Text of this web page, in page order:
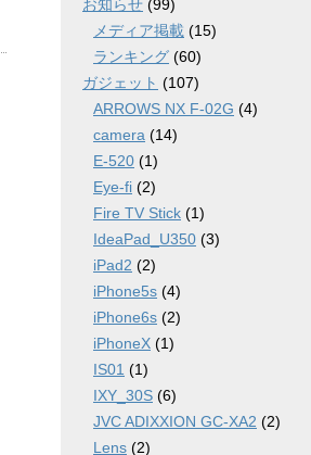
お知らせ (99)
メディア掲載 (15)
ランキング (60)
ガジェット (107)
ARROWS NX F-02G (4)
camera (14)
E-520 (1)
Eye-fi (2)
Fire TV Stick (1)
IdeaPad_U350 (3)
iPad2 (2)
iPhone5s (4)
iPhone6s (2)
iPhoneX (1)
IS01 (1)
IXY_30S (6)
JVC ADIXXION GC-XA2 (2)
Lens (2)